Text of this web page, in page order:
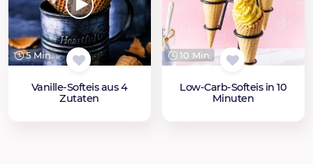
5 Min.
Vanille-Softeis aus 4
Zutaten
10 Min.
Low-Carb-Softeis in 10
Minuten